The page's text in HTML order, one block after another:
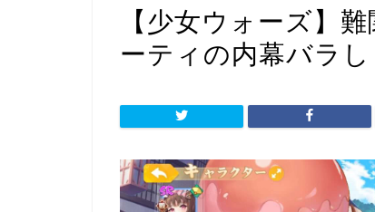
【少女ウォーズ】
ーティの内幕バラし